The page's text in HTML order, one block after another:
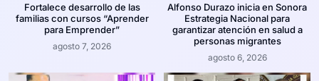
Fortalece desarrollo de las
familias con cursos “Aprender
para Emprender”
agosto 7, 2026
Alfonso Durazo inicia en Sonora
Estrategia Nacional para
garantizar atención en salud a
personas migrantes
agosto 6, 2026